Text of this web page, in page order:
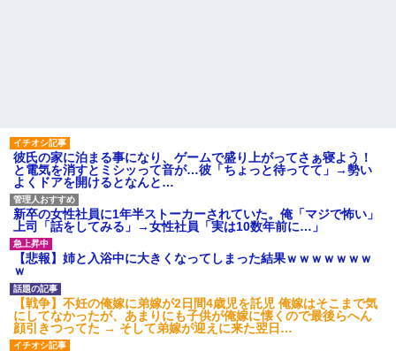
こに金庫があったから、開けて
みようとしただけ☆』義兄「泥
は出てけ！二度と来るな！」結
果・・・
私「初めて飲む味だけどなん
のお茶？」彼「ちっ！」私「」
【GIF】JSのカンチョーワロ
タ
後続車にクラクションを鳴ら
され彼氏が逆切れ。「何クラク
ション鳴らしてんだ！降りてこ
いよ！」と怒鳴りだし...
【衝撃】報酬100万円超の治験
募集がこちらｗｗｗｗｗ(※画像
あり)
彼氏の家に泊まる事になり、ゲームで盛り上がってさぁ寝よう！
と電気を消すとミシッって音が…彼「ちょっと待ってて」→勢い
よくドアを開けるとなんと…
新卒の女性社員に1年半ストーカーされていた。俺「マジで怖い」
上司「話をしてみる」→女性社員「実は10数年前に…」
【悲報】姉と入浴中に大きくなってしまった結果ｗｗｗｗｗｗｗ
ｗ
【戦争】不妊の俺嫁に弟嫁が2日間4歳児を託児 俺嫁はそこまで気
にしてなかったが、あまりにも子供が俺嫁に懐くので最後らへん
顔引きつってた → そして弟嫁が迎えに来た翌日…